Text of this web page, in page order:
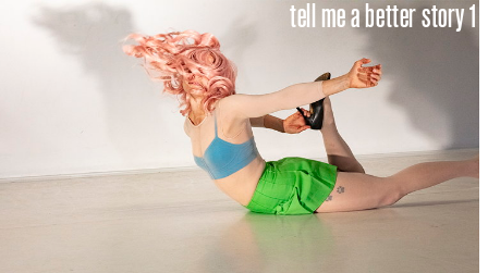
tell me a better story 1